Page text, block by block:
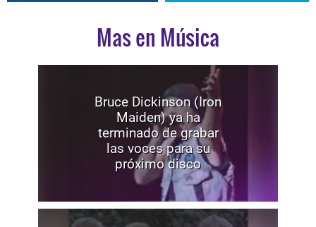
Mas en Música
Bruce Dickinson (Iron
Maiden) ya ha
terminado de grabar
las voces para su
próximo disco